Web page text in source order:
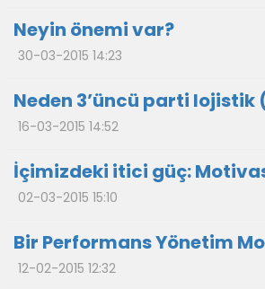
Neyin önemi var?
30-03-2015 14:23
Neden 3’üncü parti lojistik
16-03-2015 14:52
İçimizdeki itici güç:
02-03-2015 15:10
Bir Performans Yönetim
12-02-2015 12:32